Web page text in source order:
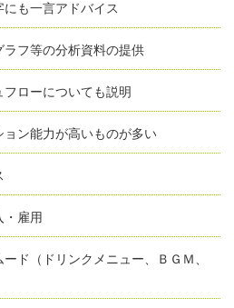
も一言アドバイス
ラフ等の分析資料の提供
ローについても説明
ン能力が高いものが多い
・雇用
ド（ドリンクメニュー、ＢＧＭ、